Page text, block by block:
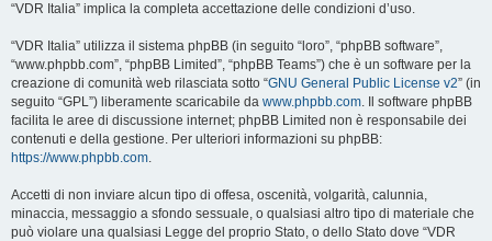
“VDR Italia” implica la completa accettazione delle condizioni d’uso.
“VDR Italia” utilizza il sistema phpBB (in seguito “loro”, “phpBB software”,
“www.phpbb.com”, “phpBB Limited”, “phpBB Teams”) che è un software per la
creazione di comunità web rilasciata sotto “GNU General Public License v2” (in
seguito “GPL”) liberamente scaricabile da www.phpbb.com. Il software phpBB
facilita le aree di discussione internet; phpBB Limited non è responsabile dei
contenuti e della gestione. Per ulteriori informazioni su phpBB:
https://www.phpbb.com.
Accetti di non inviare alcun tipo di offesa, oscenità, volgarità, calunnia,
minaccia, messaggio a sfondo sessuale, o qualsiasi altro tipo di materiale che
può violare una qualsiasi Legge del proprio Stato, o dello Stato dove “VDR